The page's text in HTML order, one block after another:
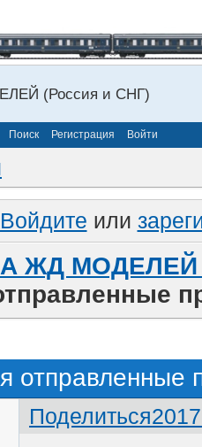
(Россия и СНГ)
Поиск Регистрация Войти
Войдите или
ЖД МОДЕЛЕЙ
отправленные
Поделиться